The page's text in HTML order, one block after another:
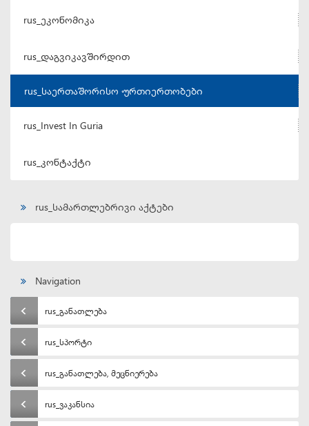
rus_ეკონომიკა
rus_დაგვიკავშირდით
rus_საერთაშორისო ურთიერთობები
rus_Invest In Guria
rus_კონტაქტი
rus_სამართლებრივი აქტები
Navigation
rus_განათლება
rus_სპორტი
rus_განათლება, მეცნიერება
rus_ვაკანსია